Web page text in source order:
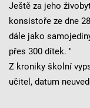
Ještě za jeho
konsistoře ze dne
dále jako
přes 300 dítek. "
Z kroniky školní
učitel, datum